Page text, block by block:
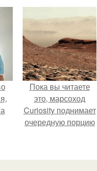
Пока вы читаете
это, марсоход
Curiosity поднимает
очередную порцию